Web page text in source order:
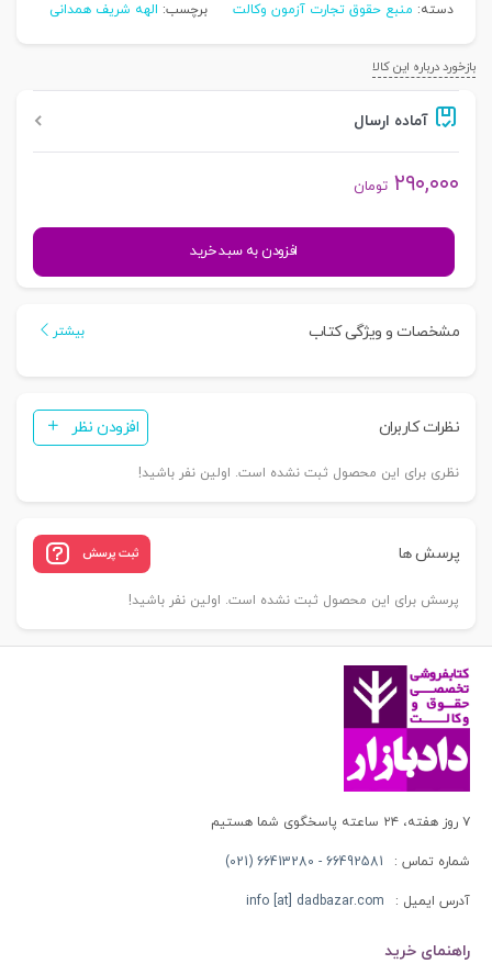
دسته: منبع حقوق تجارت آزمون وکالت برچسب: الهه شریف همدانی
بازخورد درباره این کالا
آماده ارسال
۲۹۰,۰۰۰ تومان
کتاب
همراه
تجارت
همدانی
افزودن به سبد خرید
مشخصات و ویژگی کتاب بیشتر
نظرات کاربران افزودن نظر
نظری برای این محصول ثبت نشده است. اولین نفر باشید!
پرسش ها ثبت پرسش
پرسش برای این محصول ثبت نشده است. اولین نفر باشید!
۷ روز هفته، ۲۴ ساعته پاسخگوی شما هستیم
شماره تماس : 66492581 - 66413280 (021)
آدرس ایمیل : info [at] dadbazar.com
راهنمای خرید